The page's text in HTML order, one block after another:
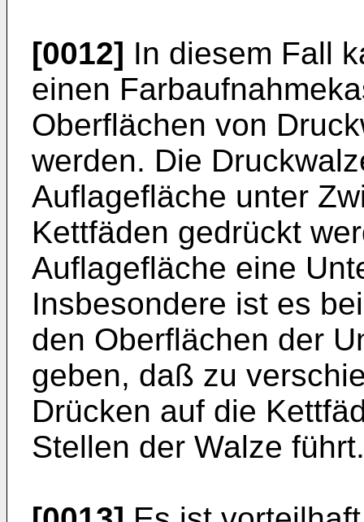
[0012] In diesem Fall
einen
Oberflächen von
werden. Die
Auflagefläche unter
Kettfäden gedrückt
Auflagefläche eine
Insbesondere ist es
den Oberflächen der
geben, daß zu
Drücken auf die
Stellen der Walze führt.